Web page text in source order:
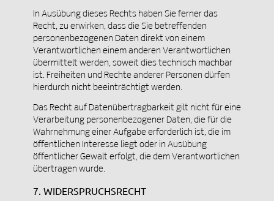
In Ausübung dieses Rechts haben Sie ferner das
Recht, zu erwirken, dass die Sie betreffenden
personenbezogenen Daten direkt von einem
Verantwortlichen einem anderen Verantwortlichen
übermittelt werden, soweit dies technisch machbar
ist. Freiheiten und Rechte anderer Personen dürfen
hierdurch nicht beeinträchtigt werden.
Das Recht auf Datenübertragbarkeit gilt nicht für eine
Verarbeitung personenbezogener Daten, die für die
Wahrnehmung einer Aufgabe erforderlich ist, die im
öffentlichen Interesse liegt oder in Ausübung
öffentlicher Gewalt erfolgt, die dem Verantwortlichen
übertragen wurde.
7. WIDERSPRUCHSRECHT